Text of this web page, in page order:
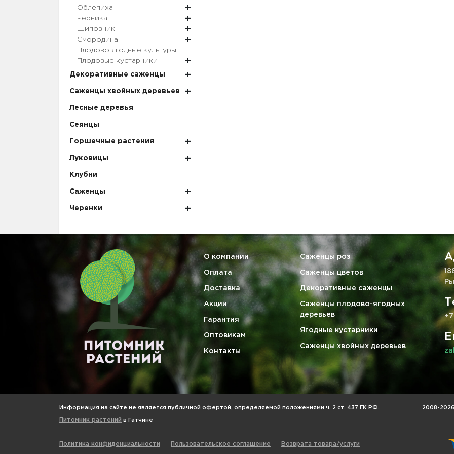
Облепиха
Черника
Шиповник
Смородина
Плодово ягодные культуры
Плодовые кустарники
Декоративные саженцы
Саженцы хвойных деревьев
Лесные деревья
Сеянцы
Горшечные растения
Луковицы
Клубни
Саженцы
Черенки
О компании
Оплата
Доставка
Акции
Гарантия
Оптовикам
Контакты
Саженцы роз
Саженцы цветов
Декоративные саженцы
Саженцы плодово-ягодных
деревьев
Ягодные кустарники
Саженцы хвойных деревьев
+7
Информация на сайте не является публичной офертой, определяемой положениями ч. 2 ст. 437 ГК РФ.
Питомник растений в Гатчине
2008-
Политика конфиденциальности Пользовательское соглашение Возврата товара/услуги